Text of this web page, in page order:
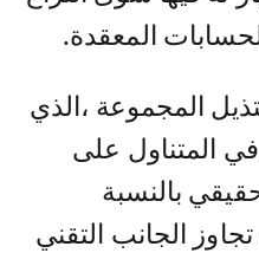
المعقدة.
المجموعة ،الذي
في المتناول على
بالنسبة
الجانب التقني